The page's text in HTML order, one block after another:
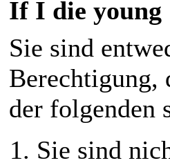
If I die young
Sie sind
Berechtigung,
der folgenden
Sie sind